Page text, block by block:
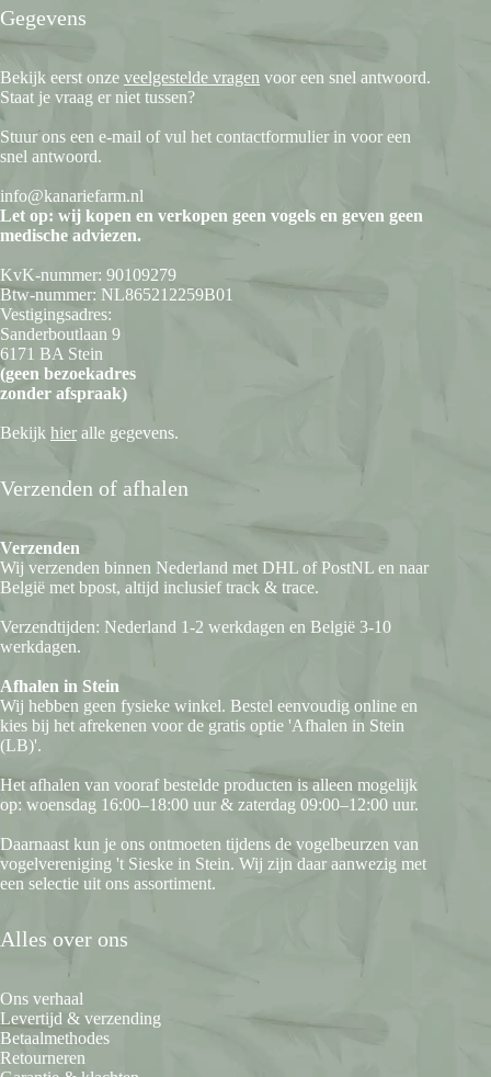
Gegevens
Bekijk eerst onze veelgestelde vragen voor een snel antwoord.
Staat je vraag er niet tussen?
Stuur ons een e-mail of vul het contactformulier in voor een
snel antwoord.
info@kanariefarm.nl
Let op: wij kopen en verkopen geen vogels en geven geen
medische adviezen.
KvK-nummer: 90109279
Btw-nummer: NL865212259B01
Vestigingsadres:
Sanderboutlaan 9
6171 BA Stein
(geen bezoekadres
zonder afspraak)
Bekijk hier alle gegevens.
Verzenden of afhalen
Verzenden
Wij verzenden binnen Nederland met DHL of PostNL en naar
België met bpost, altijd inclusief track & trace.
Verzendtijden: Nederland 1-2 werkdagen en België 3-10
werkdagen.
Afhalen in Stein
Wij hebben geen fysieke winkel. Bestel eenvoudig online en
kies bij het afrekenen voor de gratis optie 'Afhalen in Stein
(LB)'.
Het afhalen van vooraf bestelde producten is alleen mogelijk
op: woensdag 16:00–18:00 uur & zaterdag 09:00–12:00 uur.
Daarnaast kun je ons ontmoeten tijdens de vogelbeurzen van
vogelvereniging 't Sieske in Stein. Wij zijn daar aanwezig met
een selectie uit ons assortiment.
Alles over ons
Ons verhaal
Levertijd & verzending
Betaalmethodes
Retourneren